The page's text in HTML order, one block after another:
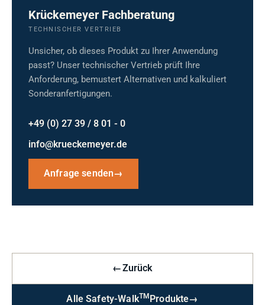
Krückemeyer Fachberatung
TECHNISCHER VERTRIEB
Unsicher, ob dieses Produkt zu Ihrer Anwendung
passt? Unser technischer Vertrieb prüft Ihre
Anforderung, bemustert Alternativen und kalkuliert
Sonderanfertigungen.
+49 (0) 27 39 / 8 01 - 0
info@krueckemeyer.de
Anfrage senden→
←Zurück
Alle Safety-WalkTM Produkte→